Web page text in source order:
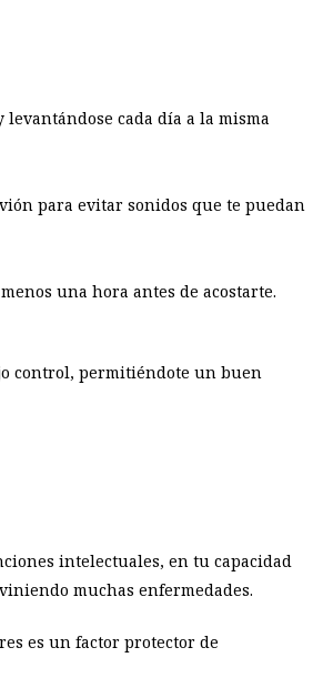
cada día a la misma
para evitar sonidos que te puedan
una hora antes de acostarte.
control, permitiéndote un buen
intelectuales, en tu capacidad
muchas enfermedades.
es un factor protector de